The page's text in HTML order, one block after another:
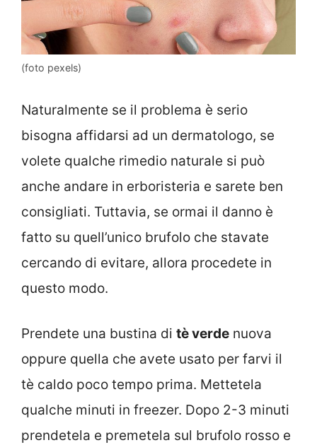
(foto pexels)
Naturalmente se il problema è serio
bisogna affidarsi ad un dermatologo, se
volete qualche rimedio naturale si può
anche andare in erboristeria e sarete ben
consigliati. Tuttavia, se ormai il danno è
fatto su quell’unico brufolo che stavate
cercando di evitare, allora procedete in
questo modo.
Prendete una bustina di tè verde nuova
oppure quella che avete usato per farvi il
tè caldo poco tempo prima. Mettetela
qualche minuti in freezer. Dopo 2-3 minuti
prendetela e premetela sul brufolo rosso e